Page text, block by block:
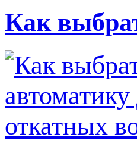
Как